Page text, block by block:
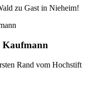
zu Gast in Nieheim!
Kaufmann
Rand vom Hochstift